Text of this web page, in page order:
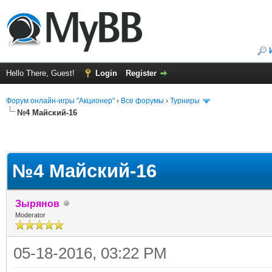
Hello There, Guest! Login Register
Форум онлайн-игры "Акционер" › Все форумы › Турниры
№4 Майский-16
№4 Майский-16
Зырянов
Moderator
05-18-2016, 03:22 PM